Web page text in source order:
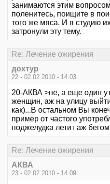
занимаются этим
поленитесь, поищите в
того же мяса. И в студию
затронули эту тему.
Re: Лечение ожирения
дохтур
22 - 02.02.2010 - 14:03
20-АКВА >не, а еще один
женщин, аж на улицу
как)...В остальном Вы
пример от частого
поджелудка летит аж бегом
Re: Лечение ожирения
АКВА
23 - 02.02.2010 - 14:09